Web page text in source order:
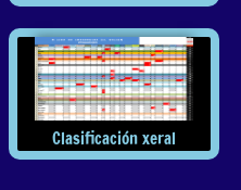
Clasificación xeral